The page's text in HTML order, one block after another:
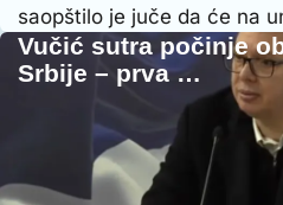
saopštilo je juče da će na
Vučić sutra počinje
Srbije – prva …